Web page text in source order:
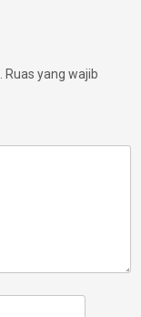
Ruas yang wajib